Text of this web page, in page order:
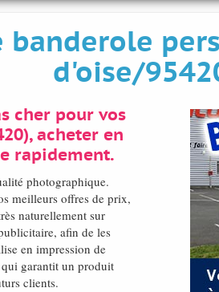
banderole
d'oise/
cher pour vos
acheter en
rapidement.
photographique.
meilleurs offres de prix,
naturellement sur
afin de les
en impression de
garantit un produit
clients.